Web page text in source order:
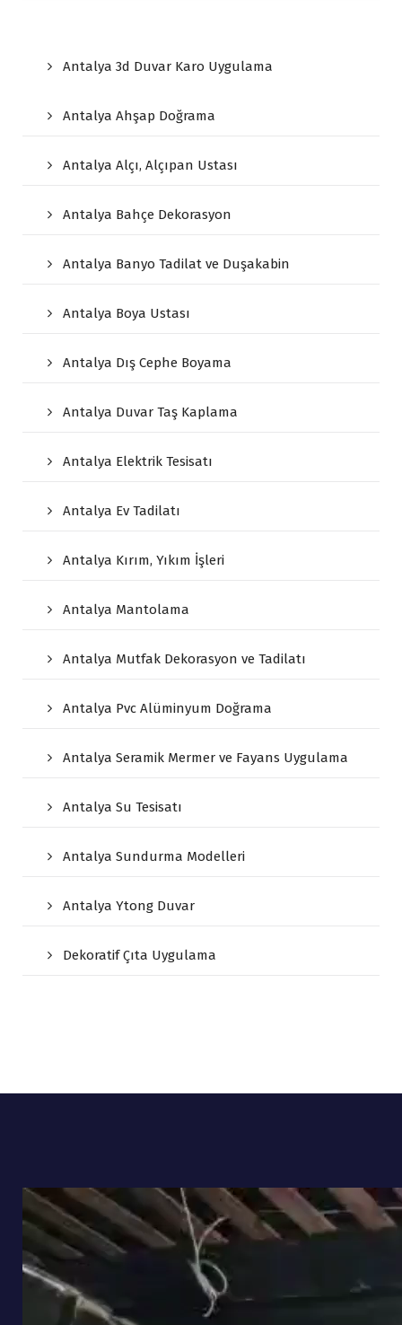
Antalya 3d Duvar Karo Uygulama
Antalya Ahşap Doğrama
Antalya Alçı, Alçıpan Ustası
Antalya Bahçe Dekorasyon
Antalya Banyo Tadilat ve Duşakabin
Antalya Boya Ustası
Antalya Dış Cephe Boyama
Antalya Duvar Taş Kaplama
Antalya Elektrik Tesisatı
Antalya Ev Tadilatı
Antalya Kırım, Yıkım İşleri
Antalya Mantolama
Antalya Mutfak Dekorasyon ve Tadilatı
Antalya Pvc Alüminyum Doğrama
Antalya Seramik Mermer ve Fayans Uygulama
Antalya Su Tesisatı
Antalya Sundurma Modelleri
Antalya Ytong Duvar
Dekoratif Çıta Uygulama